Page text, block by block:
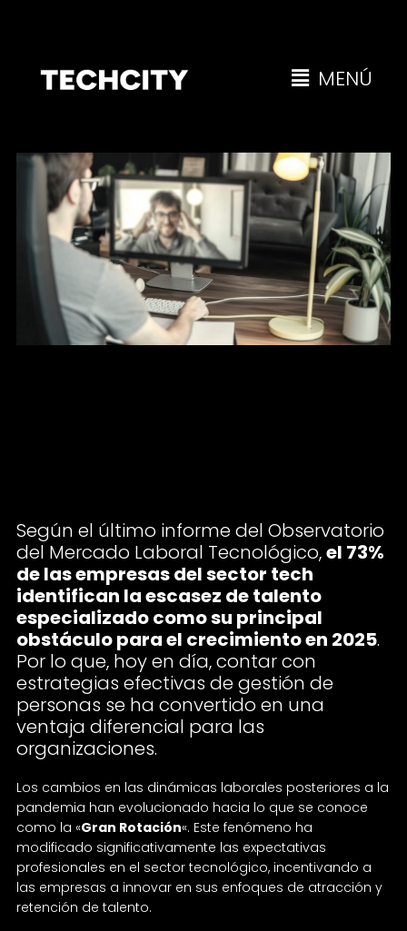
MENÚ
Según el último informe del Observatorio
del Mercado Laboral Tecnológico,el 73%
de las empresas del sector tech
identifican la escasez de talento
especializado como su principal
obstáculo para el crecimiento en 2025.
Por lo que, hoy en día, contar con
estrategias efectivas de gestión de
personas se ha convertido en una
ventaja diferencial para las
organizaciones.
Los cambios en las dinámicas laborales posteriores a la
pandemia han evolucionado hacia lo que se conoce
como la «Gran Rotación«. Este fenómeno ha
modificado significativamente las expectativas
profesionales en el sector tecnológico, incentivando a
las empresas a innovar en sus enfoques de atracción y
retención de talento.